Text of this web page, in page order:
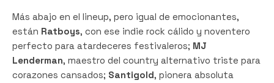
Más abajo en el lineup, pero igual de emocionantes,
están Ratboys, con ese indie rock cálido y noventero
perfecto para atardeceres festivaleros; MJ
Lenderman, maestro del country alternativo triste para
corazones cansados; Santigold, pionera absoluta